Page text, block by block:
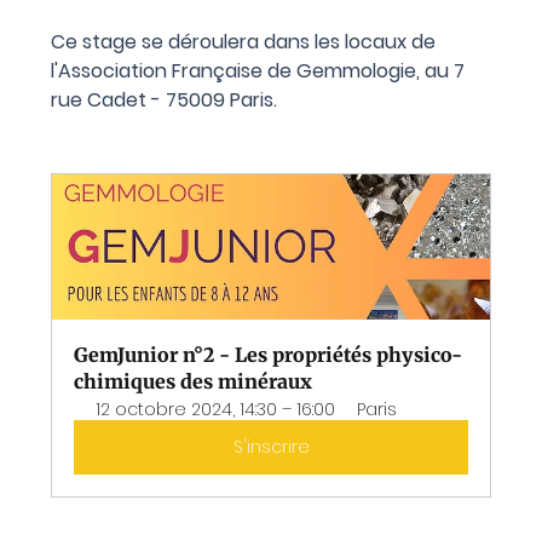
Ce stage se déroulera dans les locaux de
l'Association Française de Gemmologie, au 7
rue Cadet - 75009 Paris.
GemJunior n°2 - Les propriétés physico-
chimiques des minéraux
12 octobre 2024, 14:30 – 16:00
Paris
S'inscrire